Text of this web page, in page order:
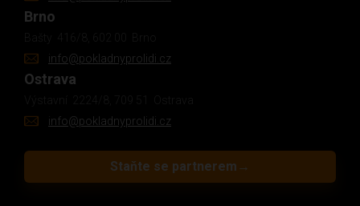
Brno
info@pokladnyprolidi.cz
Ostrava
info@pokladnyprolidi.cz
Staňte se partnerem →